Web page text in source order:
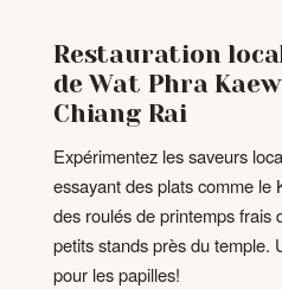
Restauration
de Wat Phra
Chiang Rai
Expérimentez les saveurs
essayant des plats comme le
des roulés de printemps frais
petits stands près du temple.
pour les papilles!